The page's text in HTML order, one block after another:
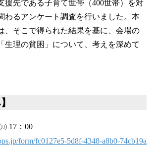
援先である子育て世帯（400世帯）を対
わるアンケート調査を行いました。本
、そこで得られた結果を基に、会場の
生理の貧困」について、考えを深めて
17：00
form/fc0127e5-5d8f-4348-a8b0-74cb19a